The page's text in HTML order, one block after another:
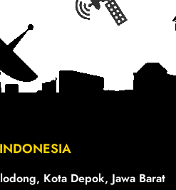
Kota Depok, Jawa Barat